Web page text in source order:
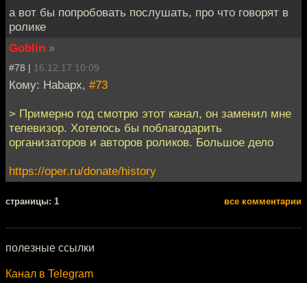
а вот бы попробовать послушать, про что говорят в
ролике
Goblin »
#78 | 16.12.17 10:09
Кому: Habapx, #73
> Примерно год смотрю этот канал, он заменил мне
телевизор. Хотелось бы поблагодарить
организаторов и авторов роликов. Большое дело
https://oper.ru/donate/history
cтраницы: 1 все комментарии
полезные ссылки
Канал в Telegram